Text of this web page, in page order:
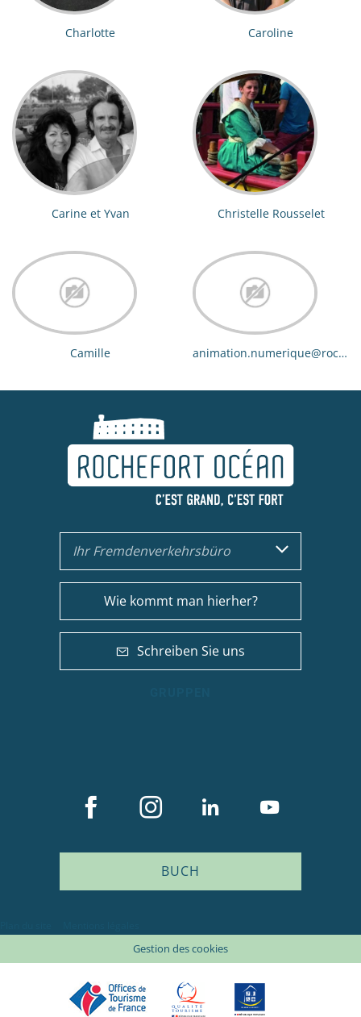
Charlotte Caroline
Carine et Yvan Christelle Rousselet
Camille
Ihr Fremdenverkehrsbüro
Wie kommt man hierher?
Schreiben Sie uns
BUCH
Gestion des cookies